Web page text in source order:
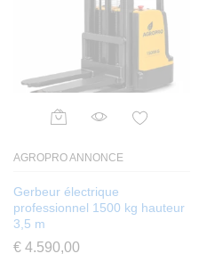
AGROPRO ANNONCE
Gerbeur électrique
professionnel 1500 kg hauteur
3,5 m
€ 4.590,00